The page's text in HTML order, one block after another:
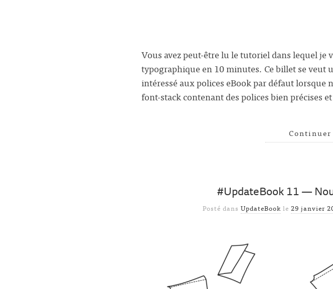
Vous avez peut-être lu le tutoriel dans lequel je
typographique en 10 minutes. Ce billet se veut
intéressé aux polices eBook par défaut
font-stack contenant des polices bien précises
#UpdateBook 11 —
Posté dansUpdateBook le 29 janvier